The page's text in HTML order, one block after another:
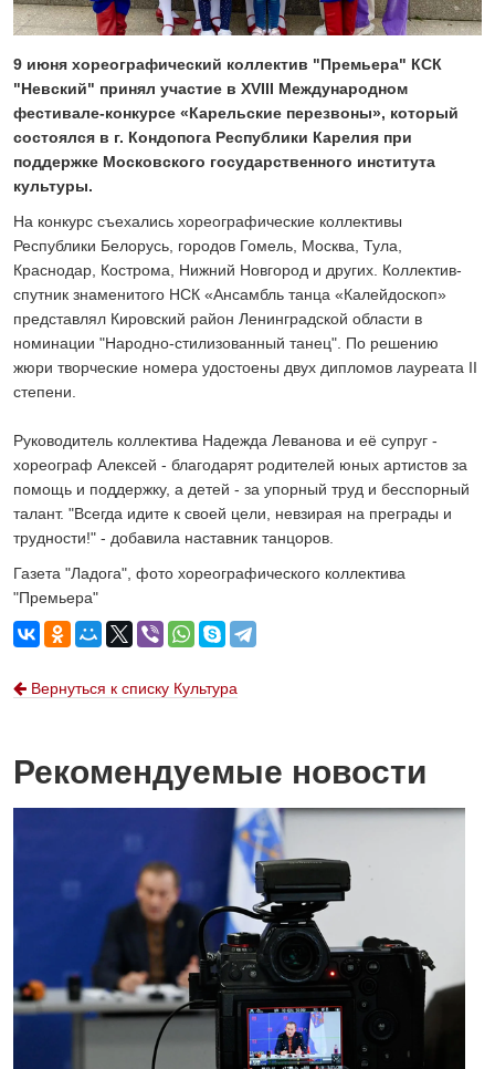
24 ИЮЛЯ 2026
ОБЩЕСТВО
Скоро в школу!
24 ИЮЛЯ 2026
ОБЩЕСТВО
Спрашивали? Отвечаем!
04 АВГУСТА 2026
9 июня хореографический коллектив "Премьера" КСК
"Невский" принял участие в XVIII Международном
фестивале-конкурсе «Карельские перезвоны», который
состоялся в г. Кондопога Республики Карелия при
поддержке Московского государственного института
культуры.
На конкурс съехались хореографические коллективы
Республики Белорусь, городов Гомель, Москва, Тула,
Краснодар, Кострома, Нижний Новгород и других. Коллектив-
спутник знаменитого НСК «Ансамбль танца «Калейдоскоп»
представлял Кировский район Ленинградской области в
номинации "Народно-стилизованный танец". По решению
жюри творческие номера удостоены двух дипломов лауреата II
степени.
Руководитель коллектива Надежда Леванова и её супруг -
хореограф Алексей - благодарят родителей юных артистов за
помощь и поддержку, а детей - за упорный труд и бесспорный
талант. "Всегда идите к своей цели, невзирая на преграды и
трудности!" - добавила наставник танцоров.
Газета "Ладога", фото хореографического коллектива
"Премьера"
Вернуться к списку Культура
Рекомендуемые новости